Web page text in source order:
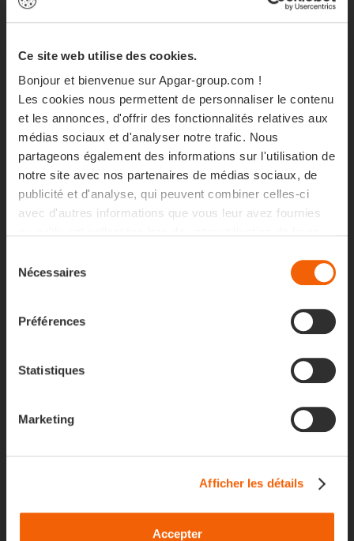
Ce site web utilise des cookies.
Bonjour et bienvenue sur Apgar-group.com !
Les cookies nous permettent de personnaliser le contenu
et les annonces, d'offrir des fonctionnalités relatives aux
médias sociaux et d'analyser notre trafic. Nous
partageons également des informations sur l'utilisation de
notre site avec nos partenaires de médias sociaux, de
publicité et d'analyse, qui peuvent combiner celles-ci
avec d'autres informations que vous leur avez fournies
Nécessaires
Préférences
Statistiques
Marketing
Afficher les détails
Accepter
En direct de GITEX à Dubaï !
En direct de GITEX à Dubaï !